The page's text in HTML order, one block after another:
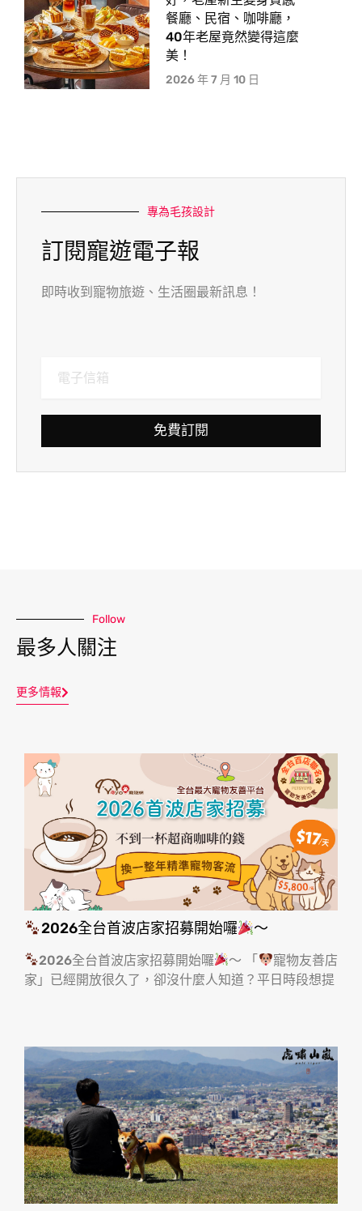
餐廳、民宿、咖啡廳，
40年老屋竟然變得這麼
美！
2026 年 7 月 10 日
專為毛孩設計
訂閱寵遊電子報
即時收到寵物旅遊、生活圈最新訊息！
免費訂閱
Follow
最多人關注
更多情報
2026全台首波店家招募開始囉 ～
2026全台首波店家招募開始囉 ～ 「
寵物友善店
家」已經開放很久了，卻沒什麼人知道？平日時段想提